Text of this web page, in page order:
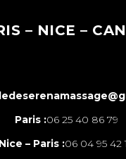
– NICE –
Paris :06 25 40 86 79
Nice – Paris :06 04 95 42